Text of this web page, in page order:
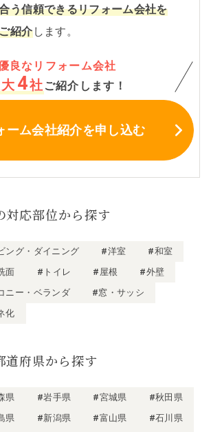
う信頼できるリフォーム会社を
紹介します。
良なリフォーム会社
4社 ご紹介します！
ーム会社紹介を申し込む
対応部位から探す
ング・ダイニング #洋室
#和室
面 #トイレ #屋根
#外壁
ニー・ベランダ
#窓・サッシ
化
道府県から探す
県 #岩手県 #宮城県
#秋田県
県 #新潟県 #富山県
#石川県